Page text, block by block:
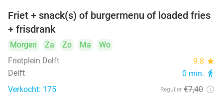
39%
Friet + snack(s) of burgermenu of loaded fries
+ frisdrank
Morgen Za Zo Ma
Wo
Frietplein Delft
9.8 star
Delft 0 min. directions_walk
Verkocht: 175 Regulier €7,40